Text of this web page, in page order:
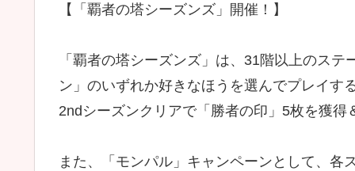
【「覇者の塔シーズンズ」開催！】
「覇者の塔シーズンズ」は、31階以上のス
ン」のいずれか好きなほうを選んでプレイす
2ndシーズンクリアで「勝者の印」5枚を獲得
また、「モンパル」キャンペーンとして、各